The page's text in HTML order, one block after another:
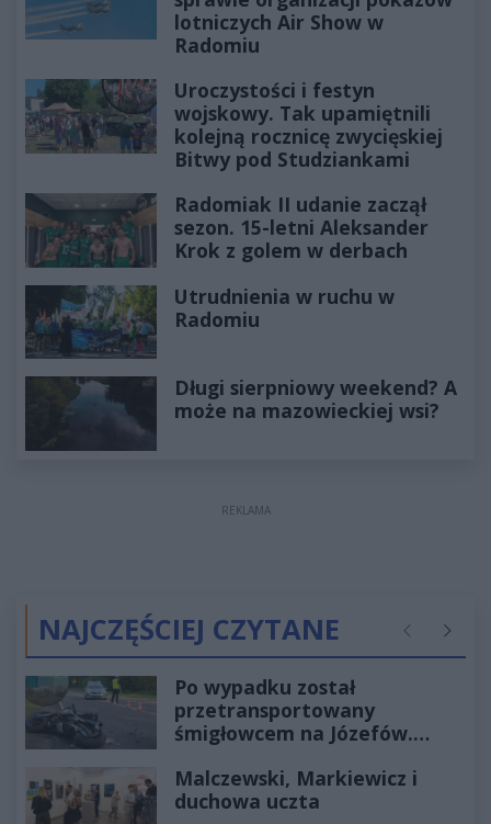
lotniczych Air Show w
Radomiu
Uroczystości i festyn
wojskowy. Tak upamiętnili
kolejną rocznicę zwycięskiej
Bitwy pod Studziankami
Radomiak II udanie zaczął
sezon. 15-letni Aleksander
Krok z golem w derbach
Utrudnienia w ruchu w
Radomiu
Długi sierpniowy weekend? A
może na mazowieckiej wsi?
REKLAMA
NAJCZĘŚCIEJ CZYTANE Poprzednie
Po wypadku został
przetransportowany
śmigłowcem na Józefów.
Malczewski, Markiewicz i
duchowa uczta